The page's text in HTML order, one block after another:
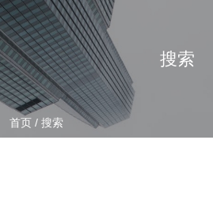
搜索
首页 / 搜索